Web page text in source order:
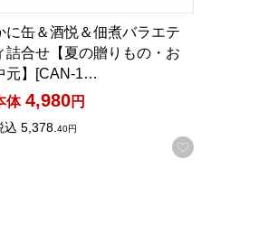
入りに登録する
に缶＆酒悦＆佃煮バラエテ
詰合せ【夏の贈りもの・お
元】[CAN-1…
体 4,980円
込 5,378.40円
お気に入